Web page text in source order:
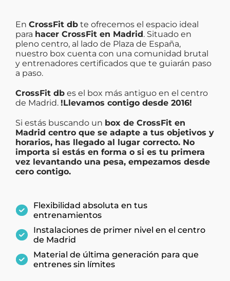
En CrossFit db te ofrecemos el espacio ideal
para hacer CrossFit en Madrid. Situado en
pleno centro, al lado de Plaza de España,
nuestro box cuenta con una comunidad brutal
y entrenadores certificados que te guiarán paso
a paso.
CrossFit db es el box más antiguo en el centro
de Madrid. !Llevamos contigo desde 2016!
Si estás buscando un box de CrossFit en
Madrid centro que se adapte a tus objetivos y
horarios, has llegado al lugar correcto. No
importa si estás en forma o si es tu primera
vez levantando una pesa, empezamos desde
cero contigo.
Flexibilidad absoluta en tus
entrenamientos
Instalaciones de primer nivel en el centro
de Madrid
Material de última generación para que
entrenes sin límites